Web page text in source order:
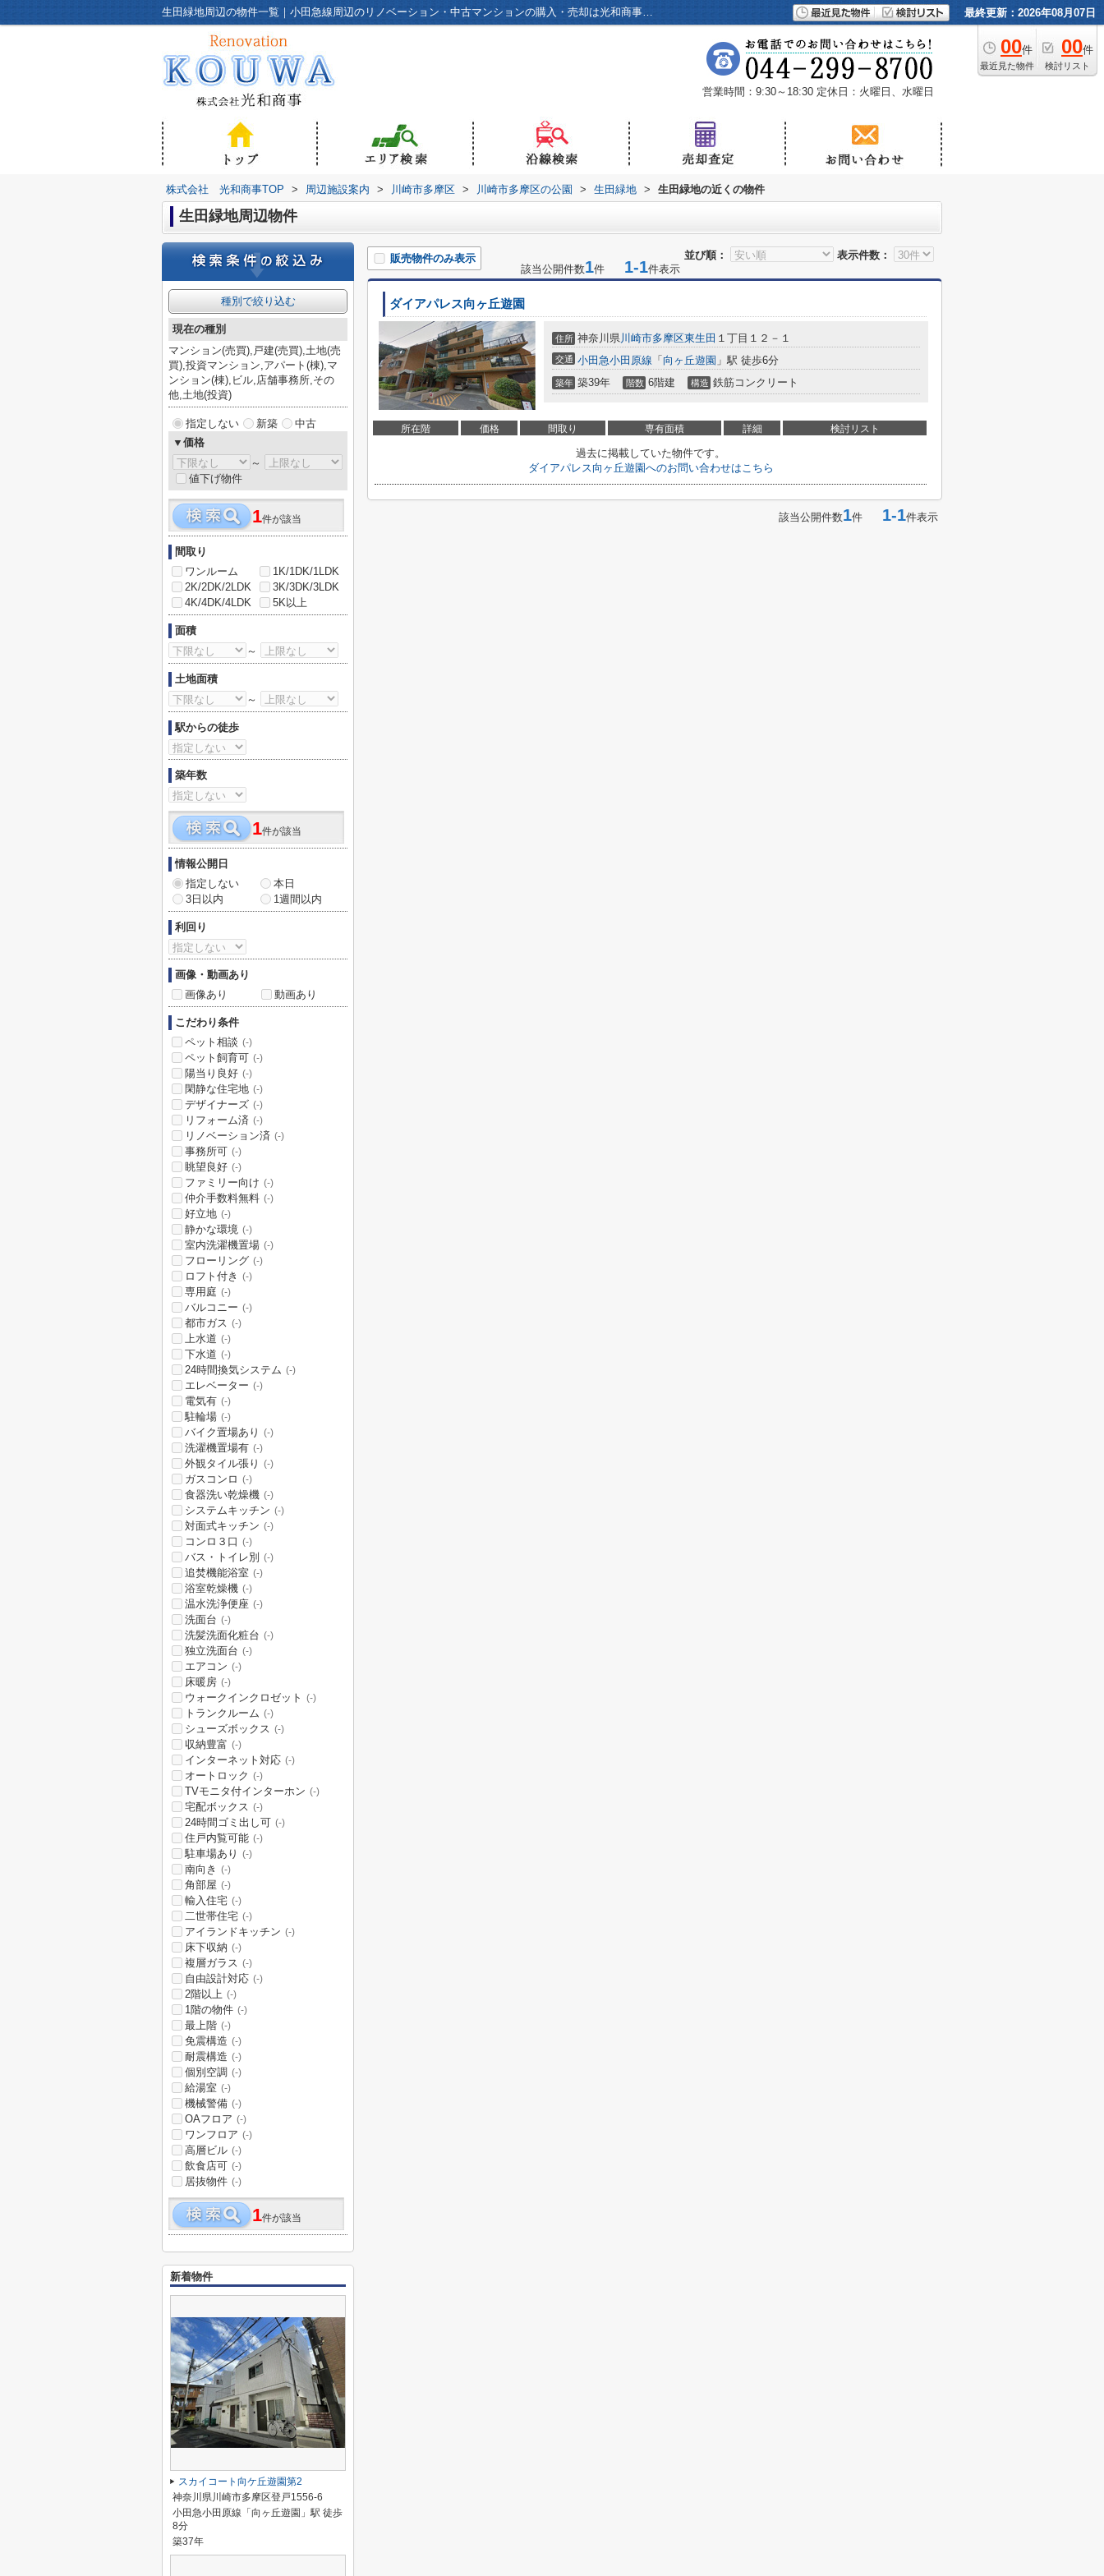
生田緑地周辺の物件一覧｜小田急線周辺のリノベーション・中古マンションの購入・売却は光和商事へ！ 最終更新：2026年08月07日
00件
最近見た物件
00件
検討リスト
営業時間：9:30～18:30 定休日：火曜日、水曜日
株式会社 光和商事TOP > 周辺施設案内 > 川崎市多摩区 > 川崎市多摩区の公園 > 生田緑地 > 生田緑地の近くの物件
生田緑地周辺物件
並び順： 表示件数：
販売物件のみ表示
該当公開件数1件 1-1件表示
ダイアパレス向ヶ丘遊園
住所 神奈川県川崎市多摩区東生田 １丁目１２－１
交通 小田急小田原線 「 向ヶ丘遊園 」駅 徒歩6分
築年 築39年 階数 6階建 構造 鉄筋コンクリート
所在階 価格 間取り 専有面積 詳細 検討リスト
過去に掲載していた物件です。
ダイアパレス向ヶ丘遊園へのお問い合わせはこちら
該当公開件数1件 1-1件表示
種別で絞り込む
現在の種別
マンション(売買),戸建(売買),土地(売
買),投資マンション,アパート(棟),マ
ンション(棟),ビル,店舗事務所,その
他,土地(投資)
指定しない 新築
中古
▼価格
～
値下げ物件
1件が該当
間取り
ワンルーム
1K/1DK/1LDK
2K/2DK/2LDK
3K/3DK/3LDK
4K/4DK/4LDK
5K以上
面積
～
土地面積
～
駅からの徒歩
築年数
1件が該当
情報公開日
指定しない
本日
3日以内
1週間以内
利回り
画像・動画あり
画像あり
動画あり
こだわり条件
ペット相談 (-)
ペット飼育可 (-)
陽当り良好 (-)
閑静な住宅地 (-)
デザイナーズ (-)
リフォーム済 (-)
リノベーション済 (-)
事務所可 (-)
眺望良好 (-)
ファミリー向け (-)
仲介手数料無料 (-)
好立地 (-)
静かな環境 (-)
室内洗濯機置場 (-)
フローリング (-)
ロフト付き (-)
専用庭 (-)
バルコニー (-)
都市ガス (-)
上水道 (-)
下水道 (-)
24時間換気システム (-)
エレベーター (-)
電気有 (-)
駐輪場 (-)
バイク置場あり (-)
洗濯機置場有 (-)
外観タイル張り (-)
ガスコンロ (-)
食器洗い乾燥機 (-)
システムキッチン (-)
対面式キッチン (-)
コンロ３口 (-)
バス・トイレ別 (-)
追焚機能浴室 (-)
浴室乾燥機 (-)
温水洗浄便座 (-)
洗面台 (-)
洗髪洗面化粧台 (-)
独立洗面台 (-)
エアコン (-)
床暖房 (-)
ウォークインクロゼット (-)
トランクルーム (-)
シューズボックス (-)
収納豊富 (-)
インターネット対応 (-)
オートロック (-)
TVモニタ付インターホン (-)
宅配ボックス (-)
24時間ゴミ出し可 (-)
住戸内覧可能 (-)
駐車場あり (-)
南向き (-)
角部屋 (-)
輸入住宅 (-)
二世帯住宅 (-)
アイランドキッチン (-)
床下収納 (-)
複層ガラス (-)
自由設計対応 (-)
2階以上 (-)
1階の物件 (-)
最上階 (-)
免震構造 (-)
耐震構造 (-)
個別空調 (-)
給湯室 (-)
機械警備 (-)
OAフロア (-)
ワンフロア (-)
高層ビル (-)
飲食店可 (-)
居抜物件 (-)
1件が該当
新着物件
スカイコート向ケ丘遊園第2
神奈川県川崎市多摩区登戸1556-6
小田急小田原線「向ヶ丘遊園」駅 徒歩
8分
築37年